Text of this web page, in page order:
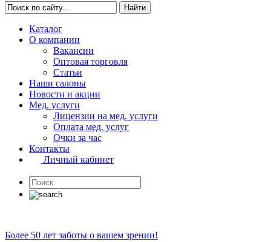
Каталог
О компании
Вакансии
Оптовая торговля
Статьи
Наши салоны
Новости и акции
Мед. услуги
Лицензии на мед. услуги
Оплата мед. услуг
Очки за час
Контакты
Личный кабинет
Более 50 лет заботы о вашем зрении!